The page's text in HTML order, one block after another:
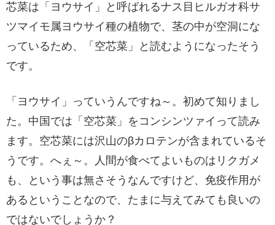
芯菜は「ヨウサイ」と呼ばれるナス目ヒルガオ科サ
ツマイモ属ヨウサイ種の植物で、茎の中が空洞にな
っているため、「空芯菜」と読むようになったそう
です。
「ヨウサイ」っていうんですね～。初めて知りまし
た。中国では「空芯菜」をコンシンツァイって読み
ます。空芯菜には沢山のβカロテンが含まれているそ
うです。へぇ～。人間が食べてよいものはリクガメ
も、という事は無さそうなんですけど、免疫作用が
あるということなので、たまに与えてみても良いの
ではないでしょうか？